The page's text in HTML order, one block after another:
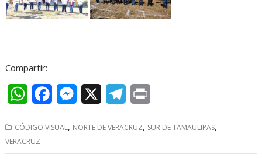
Compartir:
W
a
t
c
e
M
s
s
l
e
i
n
CÓDIGO VISUAL, NORTE DE VERACRUZ, SUR DE TAMAULIPAS,
VERACRUZ